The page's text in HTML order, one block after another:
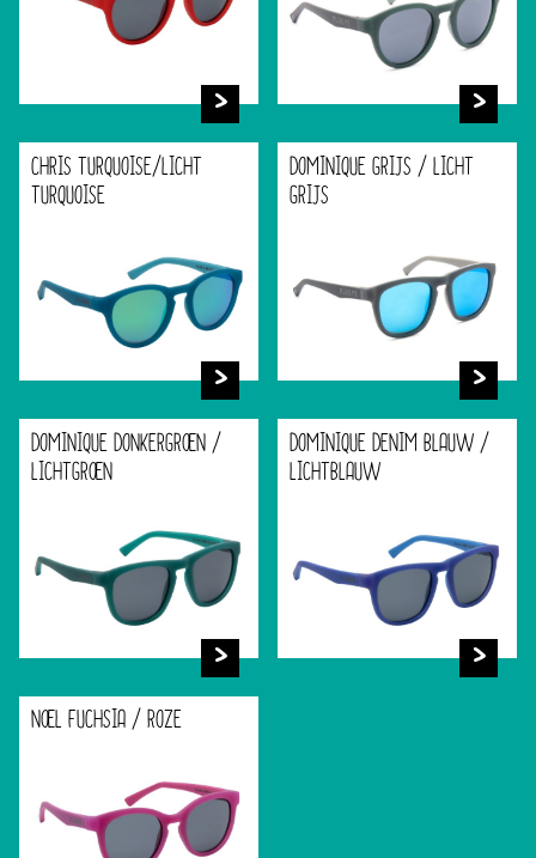
CHRIS TURQUOISE/LICHT
TURQUOISE
DOMINIQUE GRIJS / LICHT
GRIJS
DOMINIQUE DONKERGROEN /
LICHTGROEN
DOMINIQUE DENIM BLAUW /
LICHTBLAUW
NOEL FUCHSIA / ROZE